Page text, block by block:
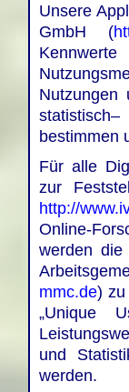
Unsere
GmbH (
Nutzungen
bestimmen
Für alle
zur
http://
Online-
werden
mmc.de) zu
„Unique
und
werden.